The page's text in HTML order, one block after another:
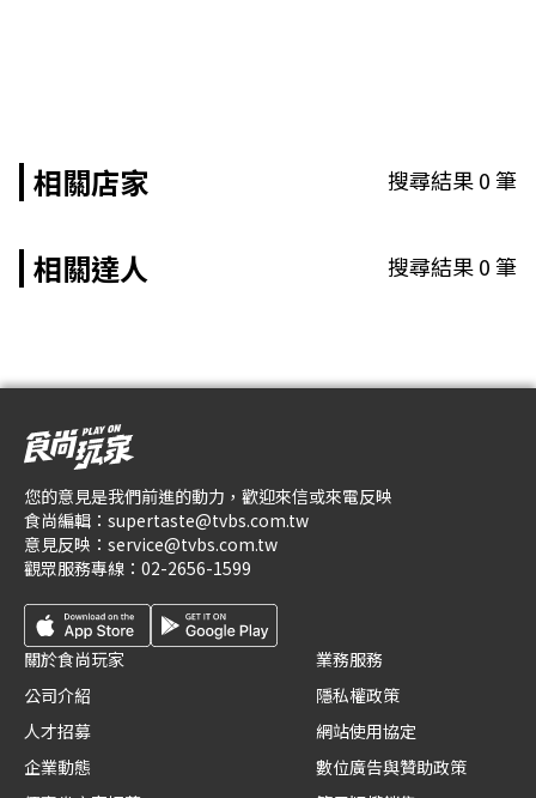
相關店家 搜尋結果0筆
相關達人 搜尋結果0筆
您的意見是我們前進的動力，歡迎來信或來電反映
食尚編輯： supertaste@tvbs.com.tw
意見反映： service@tvbs.com.tw
觀眾服務專線： 02-2656-1599
關於食尚玩家
公司介紹
人才招募
企業動態
業務服務
隱私權政策
網站使用協定
數位廣告與贊助政策